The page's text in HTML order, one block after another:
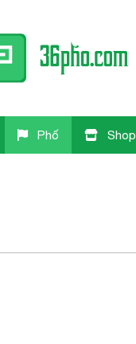
Phố Shop